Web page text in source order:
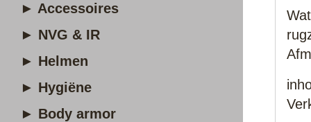
► Accessoires
► NVG & IR
► Helmen
► Hygiëne
► Body armor